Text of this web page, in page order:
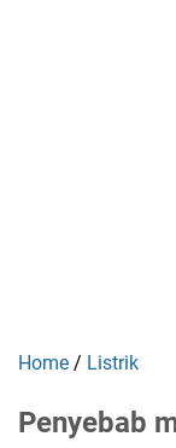
Home / Listrik
Penyebab